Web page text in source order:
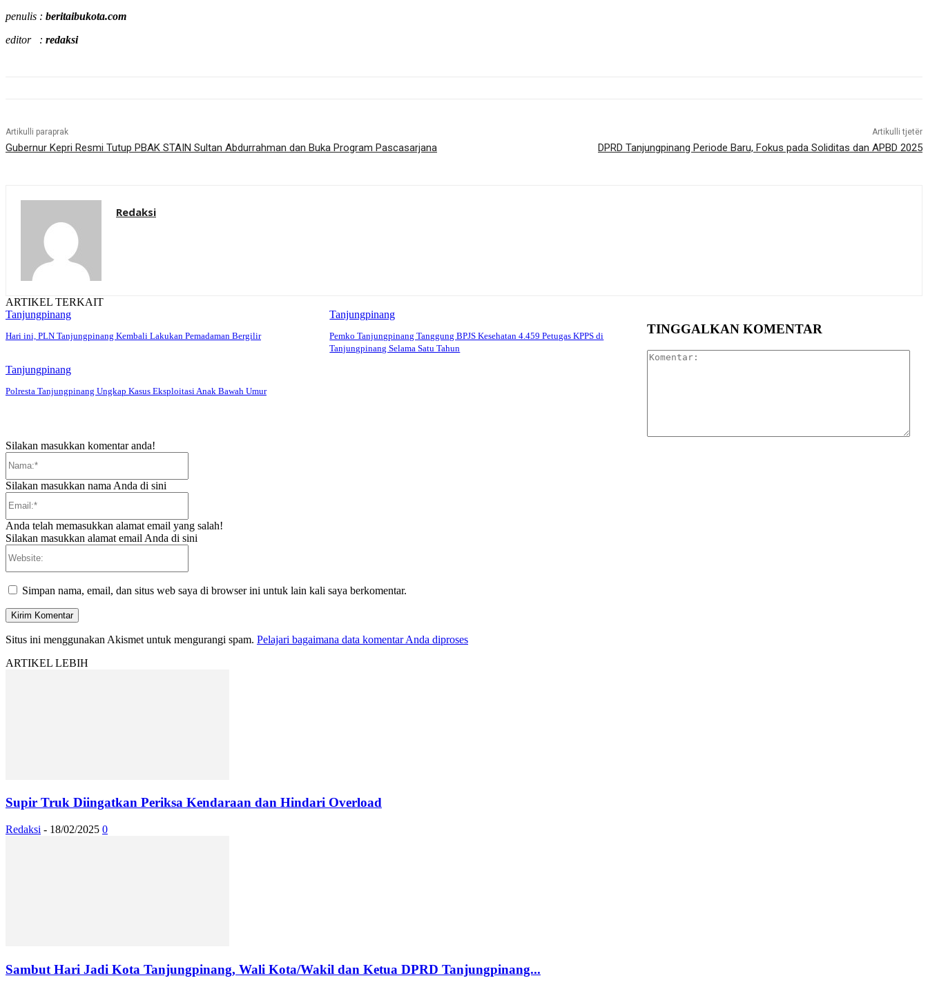
penulis : beritaibukota.com
editor : redaksi
Artikulli paraprak
Gubernur Kepri Resmi Tutup PBAK STAIN Sultan Abdurrahman dan Buka Program Pascasarjana
Artikulli tjetër
DPRD Tanjungpinang Periode Baru, Fokus pada Soliditas dan APBD 2025
Redaksi
ARTIKEL TERKAIT
Tanjungpinang
Hari ini, PLN Tanjungpinang Kembali Lakukan Pemadaman Bergilir
Tanjungpinang
Pemko Tanjungpinang Tanggung BPJS Kesehatan 4.459 Petugas KPPS di
Tanjungpinang Selama Satu Tahun
Tanjungpinang
Polresta Tanjungpinang Ungkap Kasus Eksploitasi Anak Bawah Umur
TINGGALKAN KOMENTAR
Silakan masukkan komentar anda!
Silakan masukkan nama Anda di sini
Anda telah memasukkan alamat email yang salah!
Silakan masukkan alamat email Anda di sini
Simpan nama, email, dan situs web saya di browser ini untuk lain kali saya berkomentar.
Situs ini menggunakan Akismet untuk mengurangi spam. Pelajari bagaimana data komentar Anda diproses
ARTIKEL LEBIH
Supir Truk Diingatkan Periksa Kendaraan dan Hindari Overload
Redaksi - 18/02/2025 0
Sambut Hari Jadi Kota Tanjungpinang, Wali Kota/Wakil dan Ketua DPRD Tanjungpinang...